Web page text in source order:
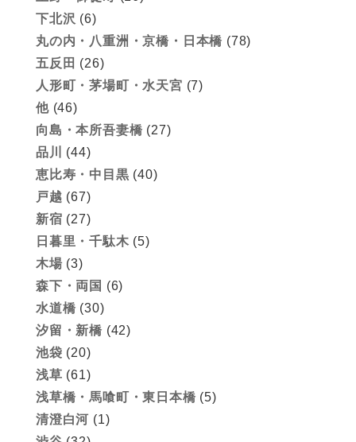
下北沢 (6)
丸の内・八重洲・京橋・日本橋 (78)
五反田 (26)
人形町・茅場町・水天宮 (7)
他(46)
向島・本所吾妻橋 (27)
品川
(44)
恵比寿・中目黒 (40)
戸越 (67)
新宿 (27)
日暮里・千駄木 (5)
木場 (3)
森下・両国 (6)
水道橋 (30)
汐留・新橋 (42)
池袋 (20)
浅草 (61)
浅草橋・馬喰町・東日本橋 (5)
清澄白河 (1)